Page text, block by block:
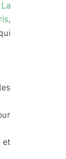
La
,
et